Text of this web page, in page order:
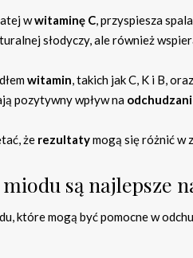
wwitaminę C, przyspiesza
słodyczy, ale również
witamin, takich jak C, K i B,
pozytywny wpływ na
że rezultatymogą się różnić w
są najlepsze
które mogą być pomocne w